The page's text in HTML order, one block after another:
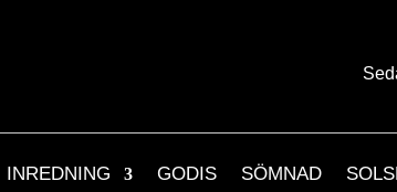
INREDNING GODIS SÖMNAD